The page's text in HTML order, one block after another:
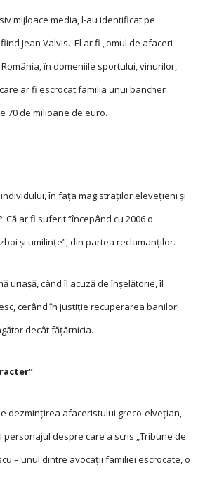
mijloace media, l-au identificat pe
Jean Valvis. El ar fi „omul de afaceri
în domeniile sportului, vinurilor,
ar fi escrocat familia unui bancher
70 de milioane de euro.
în fața magistraţilor elevețieni şi
ar fi suferit “începând cu 2006 o
şi umilinţe”, din partea reclamanţilor.
uriaşă, când îl acuză de înşelătorie, îl
cerând în justiţie recuperarea banilor!
decât făţărnicia.
dezminţirea afaceristului greco-elvețian,
personajul despre care a scris „Tribune de
– unul dintre avocaţii familiei escrocate, o